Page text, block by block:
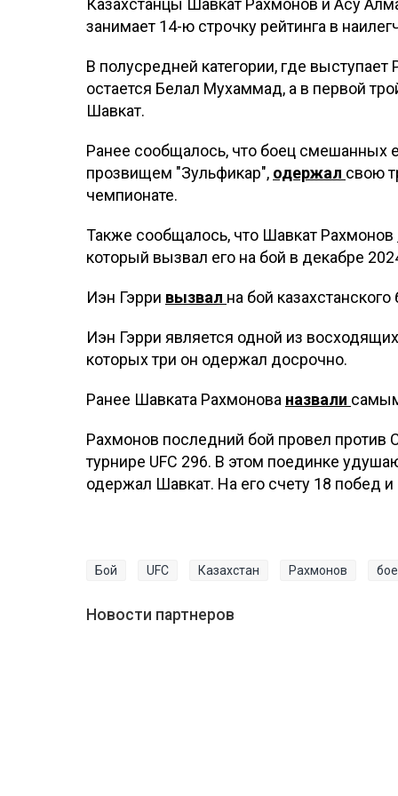
занимает 14-ю строчку рейтинга в
В полусредней категории, где
остается Белал Мухаммад, а в первой
Шавкат.
Ранее сообщалось, что боец
прозвищем "Зульфикар", одержал свою
чемпионате.
Также сообщалось, что Шавкат Рахмонов
который вызвал его на бой в декабре
Иэн Гэрри вызвал на бой
Иэн Гэрри является одной из
которых три он одержал досрочно.
Ранее Шавката Рахмонова назвали
Рахмонов последний бой провел против
турнире UFC 296. В этом поединке
одержал Шавкат. На его счету 18 побед
Бой UFC Казахстан Рахмонов
Новости партнеров